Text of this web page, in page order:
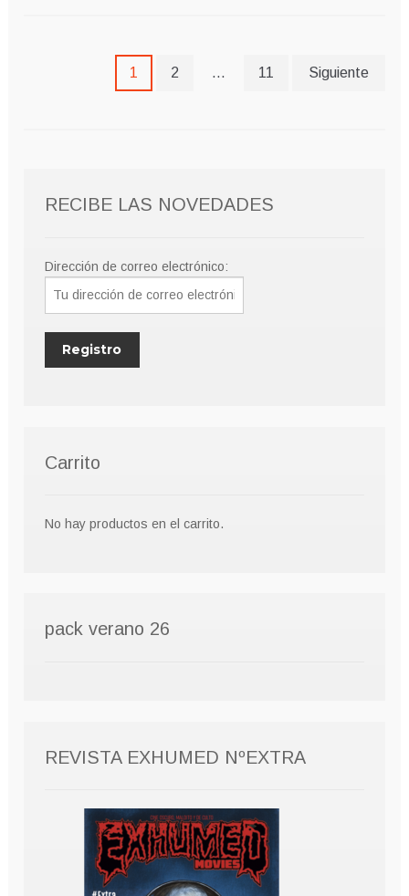
Paginación
1 2 … 11 Siguiente
RECIBE LAS NOVEDADES
Dirección de correo electrónico:
Carrito
No hay productos en el carrito.
pack verano 26
REVISTA EXHUMED NºEXTRA